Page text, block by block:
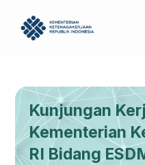
content
Kunjungan
Kementerian
RI Bidang